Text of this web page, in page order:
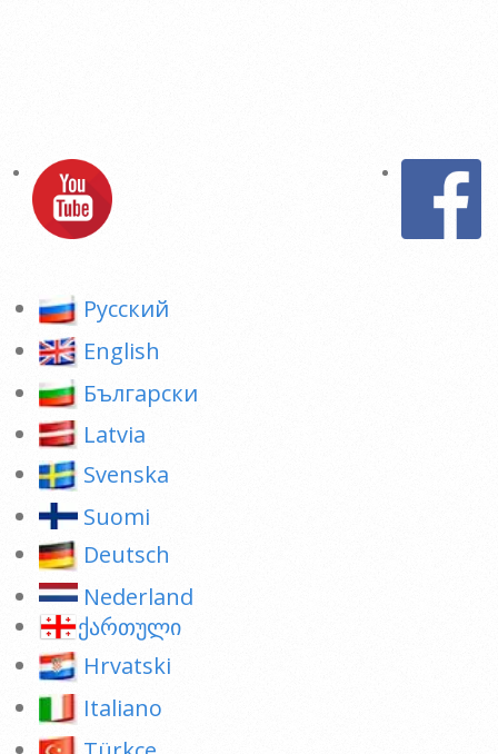
Pусский
English
Български
Latvia
Svenska
Suomi
Deutsch
Nederland
ქართული
Hrvatski
Italiano